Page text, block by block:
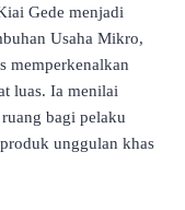
Gede menjadi
Usaha Mikro,
memperkenalkan
luas. Ia menilai
bagi pelaku
unggulan khas